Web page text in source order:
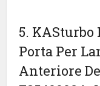
5.
Porta Per
Anteriore